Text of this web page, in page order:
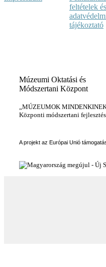
feltételek és
tájékoztató
Múzeumi Oktatási és
Módszertani Központ
„MÚZEUMOK
Központi módszertani
A projekt az Európai Unió